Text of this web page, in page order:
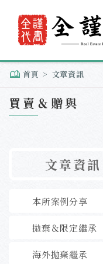
首頁 文章資訊
買賣＆贈與
文章資訊
本所案例分享
拋棄＆限定繼承
海外拋棄繼承